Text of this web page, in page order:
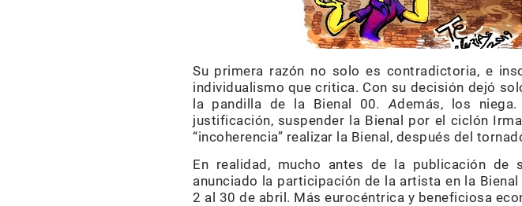
Su primera razón no solo es contradictoria, e
individualismo que critica. Con su decisión dejó
la pandilla de la Bienal 00. Además, los
justificación, suspender la Bienal por el ciclón
“incoherencia” realizar la Bienal, después del
En realidad, mucho antes de la publicación
anunciado la participación de la artista en la
2 al 30 de abril. Más eurocéntrica y beneficiosa